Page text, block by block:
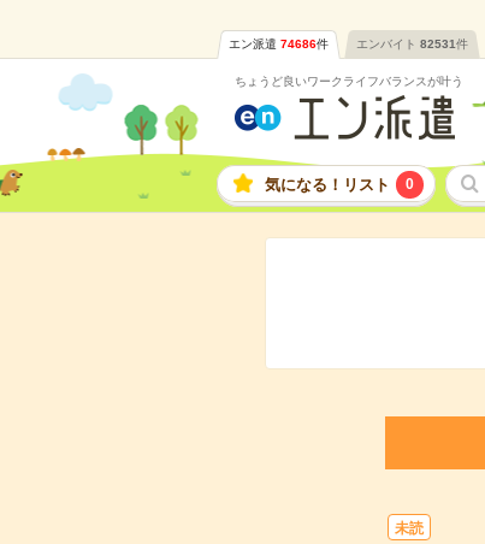
エン派遣 74686件 エンバイト 82531件
ちょうど良いワークライフバランスが叶う
気になる！リスト 0
未読